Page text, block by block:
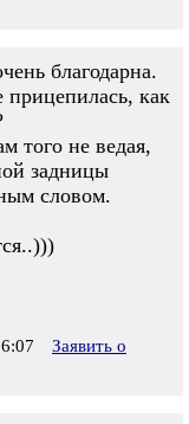
благодарна.
как
того не ведая,
задницы
словом.
Заявить о